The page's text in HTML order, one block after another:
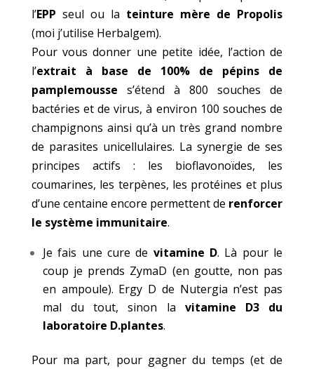
l’EPP seul ou la teinture mère de Propolis
(moi j’utilise Herbalgem).
Pour vous donner une petite idée, l’action de
l’extrait à base de 100% de pépins de
pamplemousse s’étend à 800 souches de
bactéries et de virus, à environ 100 souches de
champignons ainsi qu’à un très grand nombre
de parasites unicellulaires. La synergie de ses
principes actifs : les bioflavonoïdes, les
coumarines, les terpènes, les protéines et plus
d’une centaine encore permettent de renforcer
le système immunitaire.
Je fais une cure de vitamine D. Là pour le
coup je prends ZymaD (en goutte, non pas
en ampoule). Ergy D de Nutergia n’est pas
mal du tout, sinon la vitamine D3 du
laboratoire D.plantes.
Pour ma part, pour gagner du temps (et de